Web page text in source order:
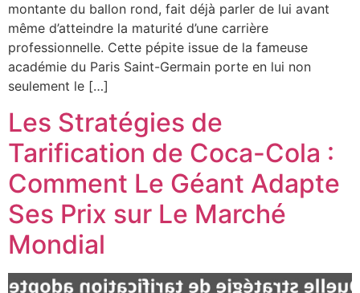
montante du ballon rond, fait déjà parler de lui avant
même d’atteindre la maturité d’une carrière
professionnelle. Cette pépite issue de la fameuse
académie du Paris Saint-Germain porte en lui non
seulement le […]
Les Stratégies de
Tarification de Coca-Cola :
Comment Le Géant Adapte
Ses Prix sur Le Marché
Mondial